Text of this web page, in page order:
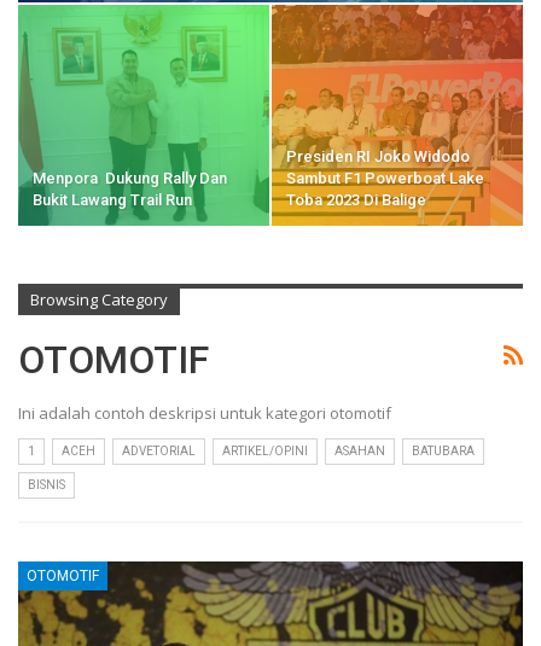
Menpora Dukung Rally Dan
Bukit Lawang Trail Run
Presiden RI Joko Widodo
Sambut F1 Powerboat Lake
Toba 2023 Di Balige
Browsing Category
OTOMOTIF
Ini adalah contoh deskripsi untuk kategori otomotif
1 ACEH ADVETORIAL ARTIKEL/OPINI ASAHAN BATUBARA
BISNIS
OTOMOTIF